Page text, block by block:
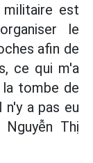
est
le
afin de
ce qui m'a
tombe de
n'y a pas eu
Thị